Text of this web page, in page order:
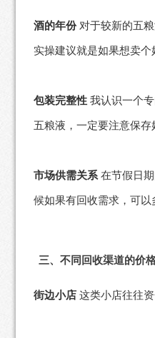
酒的年份对于较新的五粮
实操建议就是如果想卖个
包装完整性我认识一个专
五粮液，一定要注意保
市场供需关系在节假日期
候如果有回收需求，可以
三、不同回收渠道的价
街边小店这类小店往往资